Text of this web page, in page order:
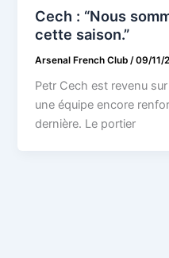
Cech : “Nous
cette saison.”
Arsenal French Club /09/11/
Petr Cech est revenu
une équipe encore
dernière. Le portier